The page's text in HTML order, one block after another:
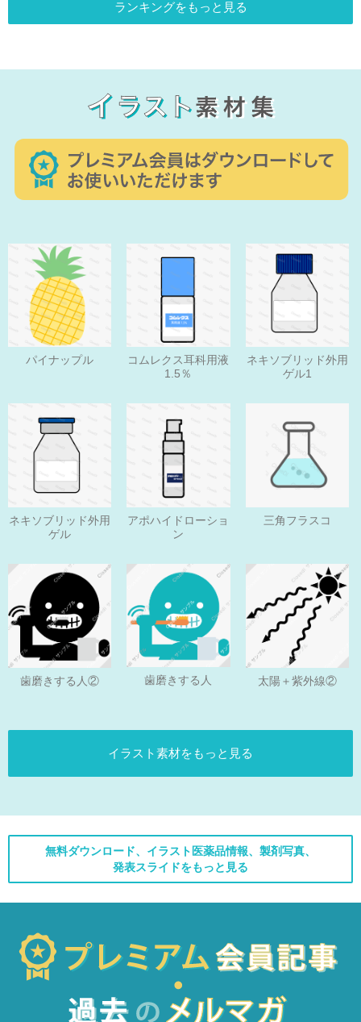
ランキングをもっと見る
パイナップル
コムレクス耳科用液
1.5％
ネキソブリッド外用
ゲル1
ネキソブリッド外用
ゲル
アポハイドローショ
ン
三角フラスコ
歯磨きする人② 歯磨きする人 太陽＋紫外線②
イラスト素材をもっと見る
無料ダウンロード、イラスト医薬品情報、製剤写真、
発表スライドをもっと見る